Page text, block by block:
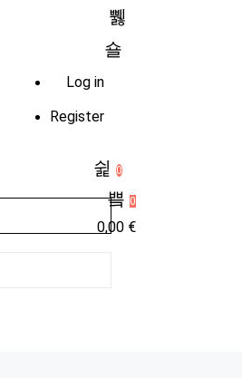
Log in
Register
0
0
0,00 €